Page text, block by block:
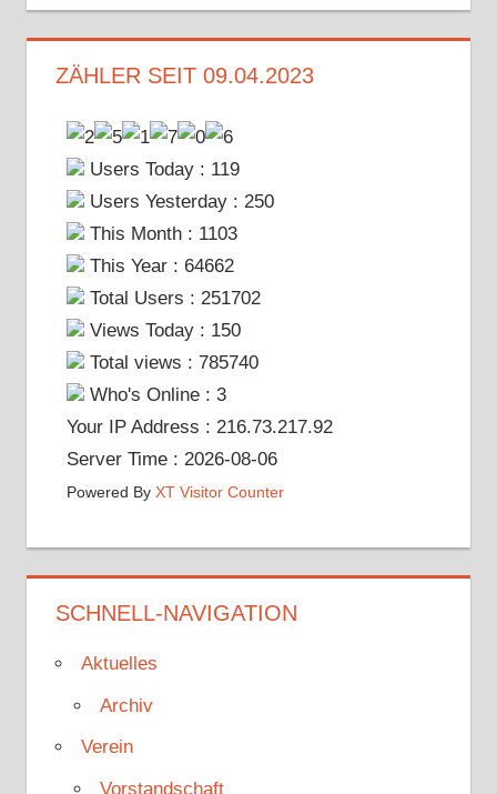
ZÄHLER SEIT 09.04.2023
Users Today : 119
Users Yesterday : 250
This Month : 1103
This Year : 64662
Total Users : 251702
Views Today : 150
Total views : 785740
Who's Online : 3
Your IP Address : 216.73.217.92
Server Time : 2026-08-06
Powered By XT Visitor Counter
SCHNELL-NAVIGATION
Aktuelles
Archiv
Verein
Vorstandschaft